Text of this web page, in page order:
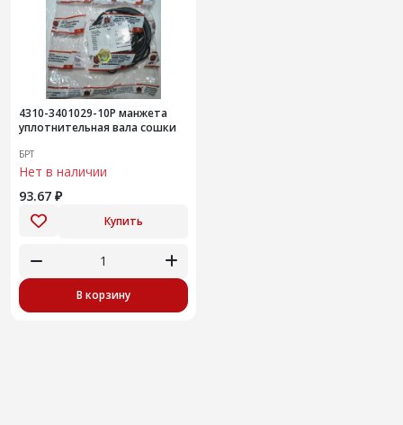
4310-3401029-10Р манжета
уплотнительная вала сошки
БРТ
Нет в наличии
93.67 ₽
Купить
В корзину